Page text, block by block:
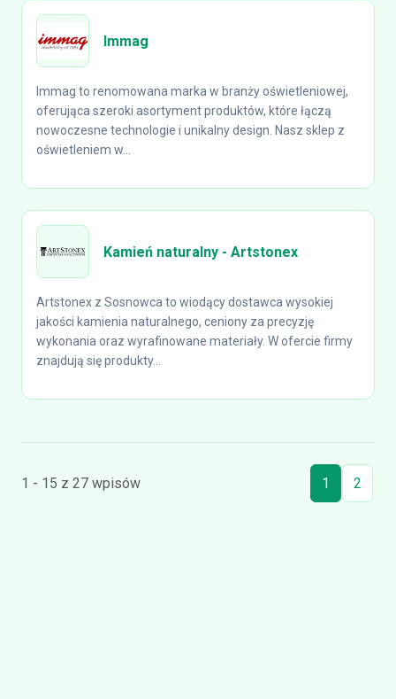
Immag
Immag to renomowana marka w branży oświetleniowej,
oferująca szeroki asortyment produktów, które łączą
nowoczesne technologie i unikalny design. Nasz sklep z
oświetleniem w...
Kamień naturalny - Artstonex
Artstonex z Sosnowca to wiodący dostawca wysokiej
jakości kamienia naturalnego, ceniony za precyzję
wykonania oraz wyrafinowane materiały. W ofercie firmy
znajdują się produkty...
1 - 15 z 27 wpisów 1 2